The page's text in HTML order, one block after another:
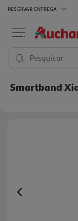
RESERVAR ENTREGA
Pesquisar
Smartband
Previous